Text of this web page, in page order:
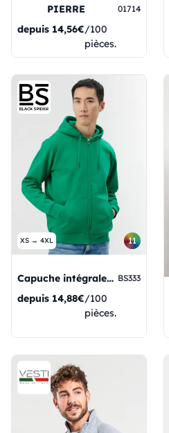
PIERRE 01714
depuis 14,56€/100
pièces.
XS → 4XL 11
Capuche intégrale zippée BS333
depuis 14,88€/100
pièces.